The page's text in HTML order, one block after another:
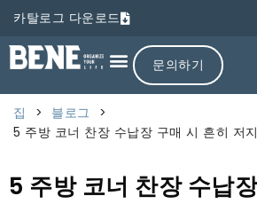
카탈로그 다운로드
문의하기
집 > 블로그
>
5 주방 코너 찬장 수납장 구매 시 흔히 저
5 주방 코너 찬장 수납